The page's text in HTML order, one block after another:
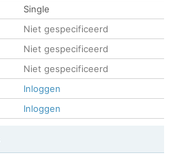
Single
Niet gespecificeerd
Niet gespecificeerd
Niet gespecificeerd
Inloggen
Inloggen